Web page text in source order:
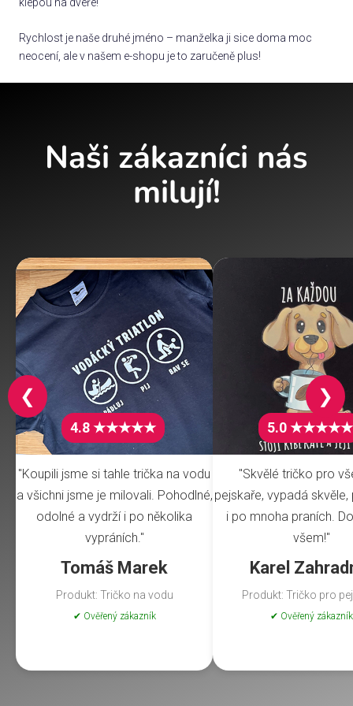
Rychlost je naše druhé jméno – manželka ji sice doma moc
neocení, ale v našem e-shopu je to zaručeně plus!
Naši zákazníci nás
milují!
4.8 ★★★★★
"Koupili jsme si tahle trička na vodu
a všichni jsme je milovali. Pohodlné,
odolné a vydrží i po několika
vypráních."
Tomáš Marek
Produkt: Tričko na vodu
✔ Ověřený zákazník
5.0 ★★★★★
"Skvělé tričko pro
pejskaře, vypadá
i po mnoha praních.
všem!"
Karel
Produkt: Tričko pro
✔ Ověřený zákazník
❮ ❯